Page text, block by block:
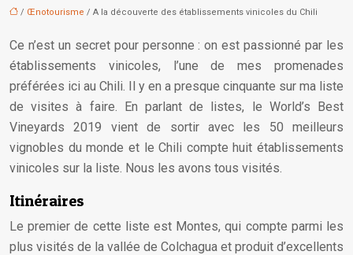
/ Œnotourisme / A la découverte des établissements vinicoles du Chili
Ce n’est un secret pour personne : on est passionné par les
établissements vinicoles, l’une de mes promenades
préférées ici au Chili. Il y en a presque cinquante sur ma liste
de visites à faire. En parlant de listes, le World’s Best
Vineyards 2019 vient de sortir avec les 50 meilleurs
vignobles du monde et le Chili compte huit établissements
vinicoles sur la liste. Nous les avons tous visités.
Itinéraires
Le premier de cette liste est Montes, qui compte parmi les
plus visités de la vallée de Colchagua et produit d’excellents